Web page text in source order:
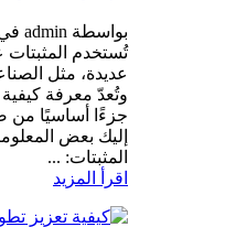
بواسطة admin في 24-08-10
تُستخدم
عديدة، مثل
وتُعدّ معرفة كيفية
جزءًا أساسيًا من
إليك بعض
المثبتات: ...
اقرأ المزيد